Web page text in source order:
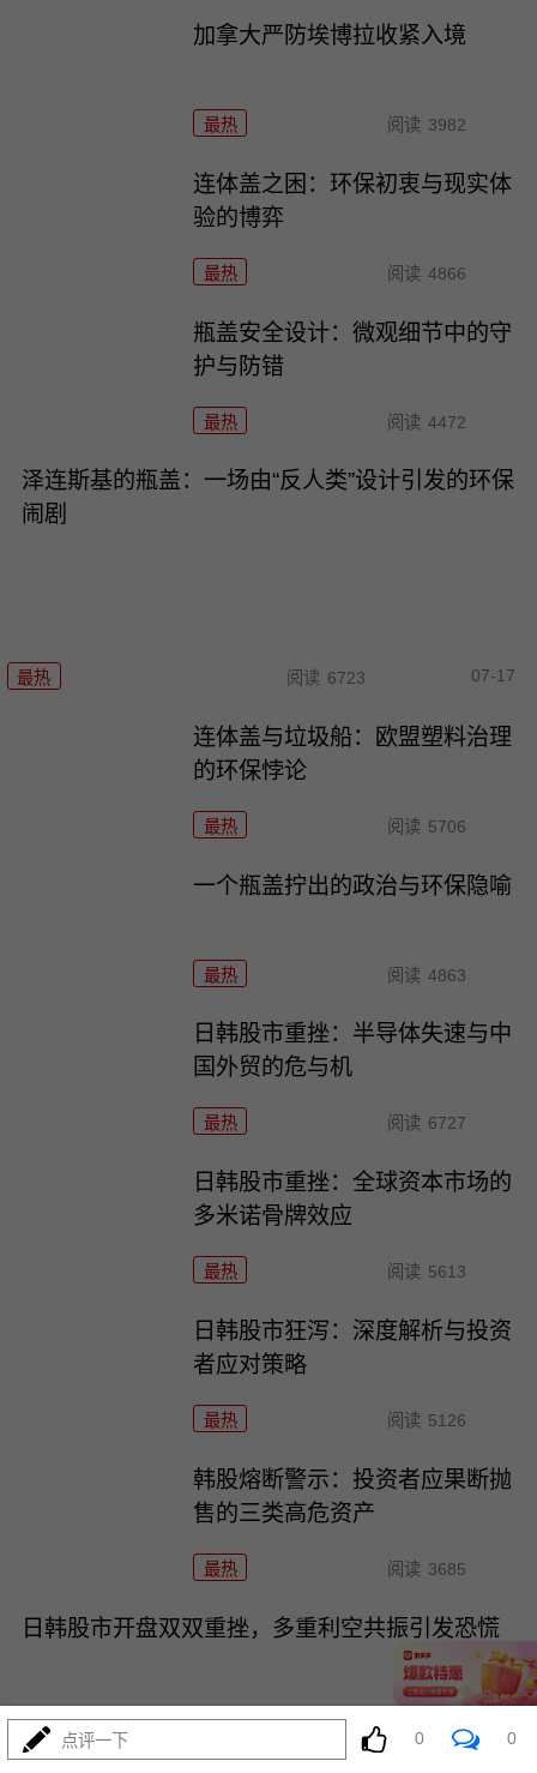
加拿大严防埃博拉收紧入境
最热 阅读 3982
连体盖之困：环保初衷与现实体
验的博弈
最热 阅读 4866
瓶盖安全设计：微观细节中的守
护与防错
最热 阅读 4472
泽连斯基的瓶盖：一场由“反人类”设计引发的环保
闹剧
最热 阅读 6723 07-17
连体盖与垃圾船：欧盟塑料治理
的环保悖论
最热 阅读 5706
一个瓶盖拧出的政治与环保隐喻
最热 阅读 4863
日韩股市重挫：半导体失速与中
国外贸的危与机
最热 阅读 6727
日韩股市重挫：全球资本市场的
多米诺骨牌效应
最热 阅读 5613
日韩股市狂泻：深度解析与投资
者应对策略
最热 阅读 5126
韩股熔断警示：投资者应果断抛
售的三类高危资产
最热 阅读 3685
日韩股市开盘双双重挫，多重利空共振引发恐慌
点评一下 0 0